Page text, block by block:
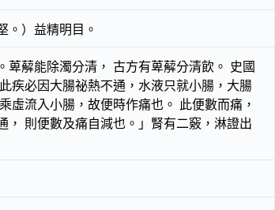
。）益精明目。
薢能除濁分清， 古方有萆薢分清飲。 史國
疾必因大腸祕熱不通，水液只就小腸，大腸
虛流入小腸，故便時作痛也。 此便數而痛，
則便數及痛自減也。」腎有二竅，淋證出